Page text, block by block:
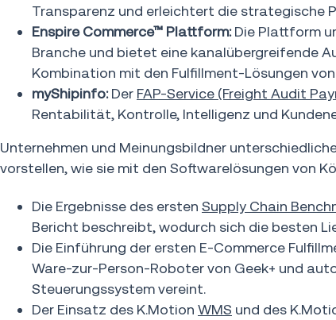
Transparenz und erleichtert die strategische
Enspire Commerce™ Plattform:Die Plattform
Branche und bietet eine kanalübergreifende
Kombination mit den Fulfillment-Lösungen von
myShipinfo:Der FAP-Service (Freight Audit
Rentabilität, Kontrolle, Intelligenz und
Unternehmen und Meinungsbildner
vorstellen, wie sie mit den Softwarelösungen von
Die Ergebnisse des ersten Supply Chain
Bericht beschreibt, wodurch sich die besten
Die Einführung der ersten E-Commerce
Ware-zur-Person-Roboter von Geek+ und
Steuerungssystem vereint.
Der Einsatz des K.Motion WMS und des